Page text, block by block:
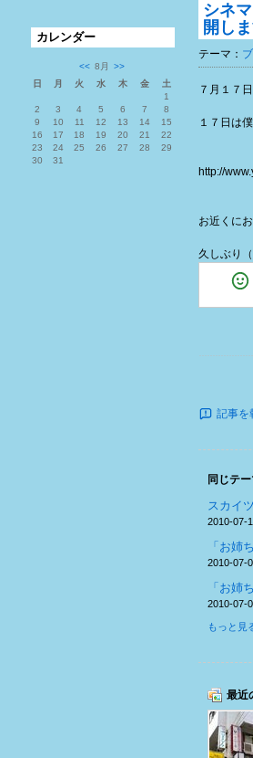
カレンダー
<< 8月
>>
日
月 火 水 木 金
土
1
2
3 4 5 6 7
8
9
10 11 12 13 14
15
16
17 18 19 20 21
22
23
24 25 26 27 28
29
30
31
シネ
開しま
テーマ：
７月１７
１７日は
http://
お近くに
久しぶり
記事を
同じテー
スカイ
2010-07-
「お姉
2010-07-
「お姉
2010-07-
もっと見
最近